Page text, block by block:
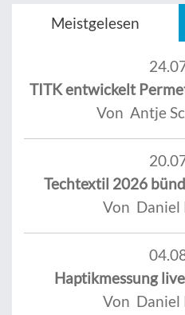
Meistgelesen
TITK entwickelt
Von Antje
Techtextil 2026
Von Daniel
Haptikmessung
Von Daniel